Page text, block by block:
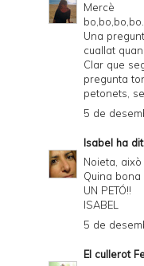
Mercè
Una
cuallat
Clar que
pregunta
petonets,
5 de
Isabel ha
Noieta,
Quina bona
UN PETÓ!!
ISABEL
5 de
El cullerot